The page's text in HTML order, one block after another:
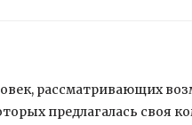
рассматривающих
предлагалась своя